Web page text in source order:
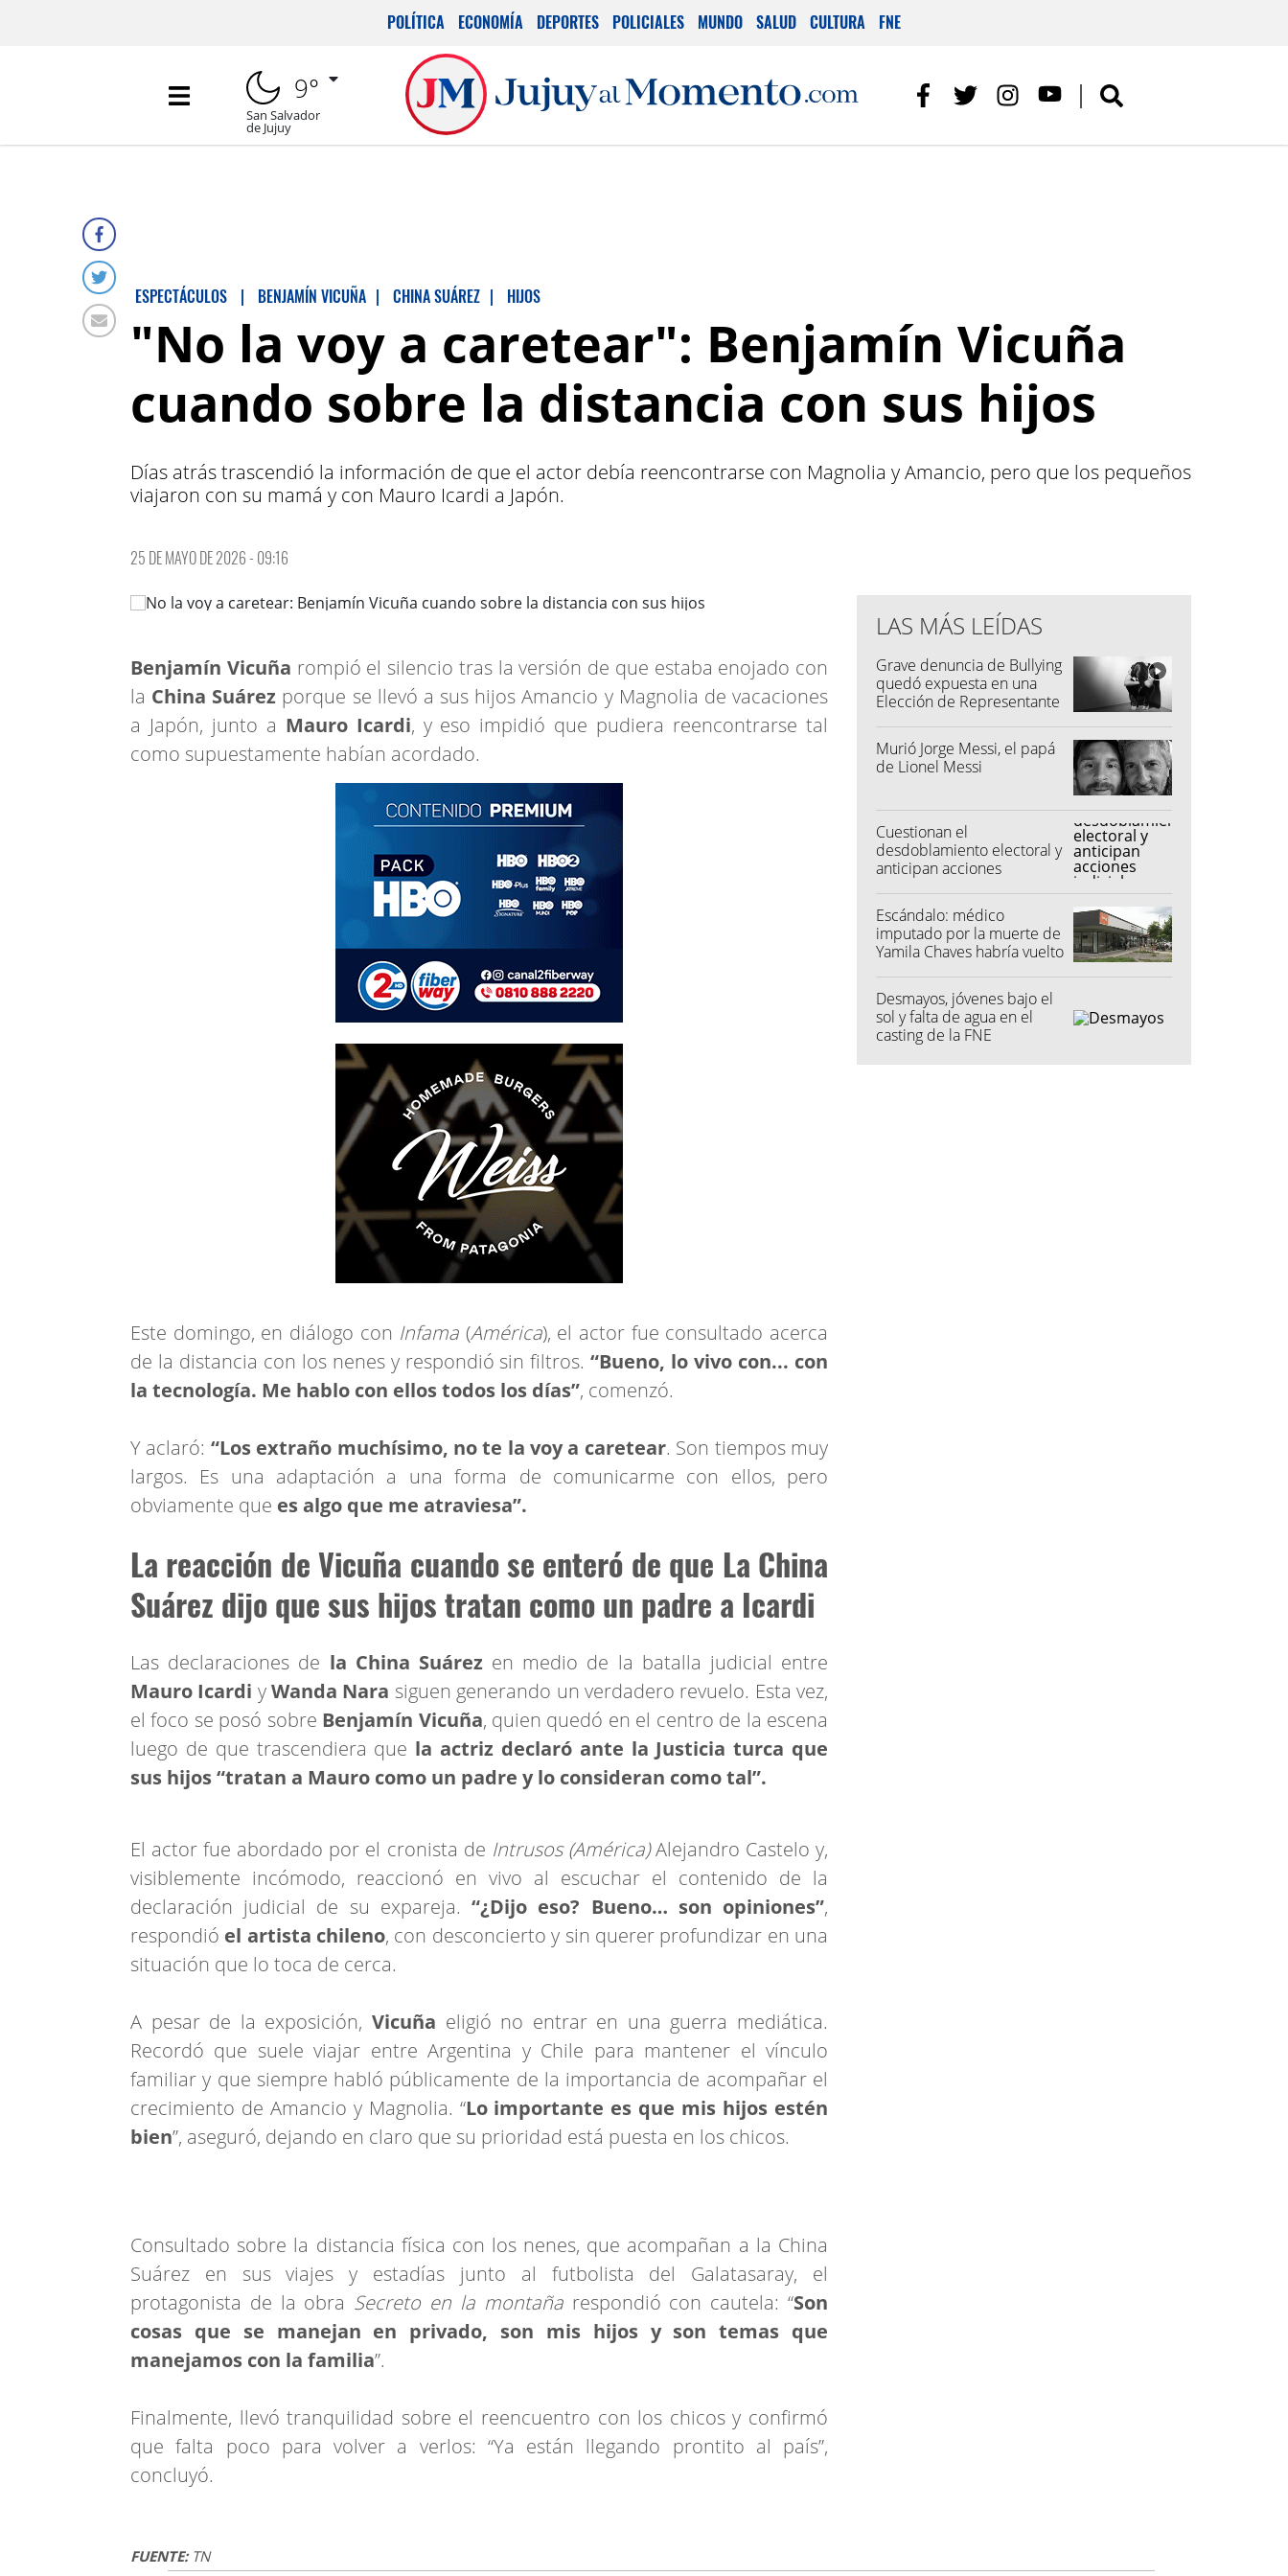
POLÍTICA ECONOMÍA DEPORTES POLICIALES MUNDO SALUD CULTURA FNE
9°
San Salvador
de Jujuy
ESPECTÁCULOS | BENJAMÍN VICUÑA | CHINA SUÁREZ | HIJOS
"No la voy a caretear": Benjamín Vicuña
cuando sobre la distancia con sus hijos
Días atrás trascendió la información de que el actor debía reencontrarse con Magnolia y Amancio, pero que los pequeños
viajaron con su mamá y con Mauro Icardi a Japón.
25 DE MAYO DE 2026 - 09:16
Benjamín Vicuña rompió el silencio tras la versión de que estaba enojado con
la China Suárez porque se llevó a sus hijos Amancio y Magnolia de vacaciones
a Japón, junto a Mauro Icardi, y eso impidió que pudiera reencontrarse tal
como supuestamente habían acordado.
Este domingo, en diálogo con Infama (América), el actor fue consultado acerca
de la distancia con los nenes y respondió sin filtros.“Bueno, lo vivo con... con
la tecnología. Me hablo con ellos todos los días”, comenzó.
Y aclaró: “Los extraño muchísimo, no te la voy a caretear. Son tiempos muy
largos. Es una adaptación a una forma de comunicarme con ellos, pero
obviamente que es algo que me atraviesa”.
La reacción de Vicuña cuando se enteró de que La China
Suárez dijo que sus hijos tratan como un padre a Icardi
Las declaraciones de la China Suárezen medio de la batalla judicial entre
Mauro Icardi yWanda Nara siguen generando un verdadero revuelo. Esta vez,
el foco se posó sobre Benjamín Vicuña, quien quedó en el centro de la escena
luego de que trascendiera que la actriz declaró ante la Justicia turca que
sus hijos “tratan a Mauro como un padre y lo consideran como tal”.
El actor fue abordado por el cronista de Intrusos (América)Alejandro Castelo y,
visiblemente incómodo, reaccionó en vivo al escuchar el contenido de la
declaración judicial de su expareja.“¿Dijo eso? Bueno… son opiniones”,
respondió el artista chileno, con desconcierto y sin querer profundizar en una
situación que lo toca de cerca.
A pesar de la exposición, Vicuña eligió no entrar en una guerra mediática.
Recordó que suele viajar entre Argentina y Chile para mantener el vínculo
familiar y que siempre habló públicamente de la importancia de acompañar el
crecimiento de Amancio y Magnolia. “Lo importante es que mis hijos estén
bien”, aseguró, dejando en claro que su prioridad está puesta en los chicos.
Consultado sobre la distancia física con los nenes, que acompañan a la China
Suárez en sus viajes y estadías junto al futbolista del Galatasaray, el
protagonista de la obra Secreto en la montañarespondió con cautela: “Son
cosas que se manejan en privado, son mis hijos y son temas que
manejamos con la familia”.
Finalmente, llevó tranquilidad sobre el reencuentro con los chicos y confirmó
que falta poco para volver a verlos: “Ya están llegando prontito al país”,
concluyó.
FUENTE:TN
LAS MÁS LEÍDAS
Grave denuncia de Bullying
quedó expuesta en una
Elección de Representante
Murió Jorge Messi, el papá
de Lionel Messi
Cuestionan el
desdoblamiento electoral y
anticipan acciones
"colectoras"
Escándalo: médico
imputado por la muerte de
Yamila Chaves habría vuelto
Desmayos, jóvenes bajo el
sol y falta de agua en el
casting de la FNE